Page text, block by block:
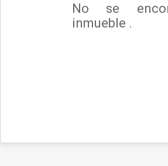
No se
inmueble .